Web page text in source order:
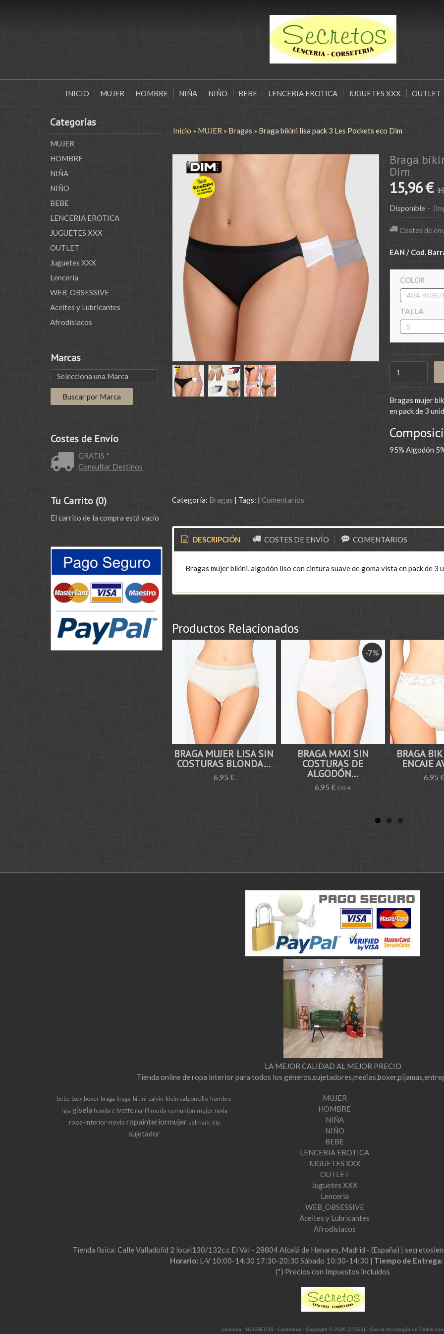
INICIO MUJER HOMBRE NIÑA NIÑO BEBE LENCERIA EROTICA JUGUETES XXX OUTLET
Categorías
MUJER
HOMBRE
NIÑA
NIÑO
BEBE
LENCERIA EROTICA
JUGUETES XXX
OUTLET
Juguetes XXX
Lenceria
WEB_OBSESSIVE
Aceites y Lubricantes
Afrodisiacos
Marcas
Costes de Envío
GRATIS *
Consultar Destinos
Tu Carrito (0)
El carrito de la compra está vacío
Inicio » MUJER » Bragas » Braga bikini lisa pack 3 Les Pockets eco Dim
Braga
Dim
15,96 €
Disponible -
Costes de
EAN / Cod.
COLOR
TALLA
Bragas mujer
en pack de 3
95% Algodón
Categoría: Bragas | Tags: | Comentarios
DESCRIPCIÓN COSTES DE ENVÍO COMENTARIOS
Bragas mujer bikini, algodón liso con cintura suave de goma vista en pack de 3
Productos Relacionados
BRAGA MUJER LISA SIN
COSTURAS BLONDA...
6,95 €
-7 %
BRAGA MAXI SIN
COSTURAS DE
ALGODÓN...
6,95 €7,50 €
BRAGA
ENCAJE
6,95
LA MEJOR CALIDAD AL MEJOR PRECIO
Tienda online de ropa interior para todos los
bebe body boxer braga braga-bikini calvin-klein calzoncillo-hombre
faja gisela hombre ivette marfil muda-comunion mujer novia
ropa-interior-novia ropainteriormujer selmark slip
sujetador
MUJER
HOMBRE
NIÑA
NIÑO
BEBE
LENCERIA EROTICA
JUGUETES XXX
OUTLET
Juguetes XXX
Lenceria
WEB_OBSESSIVE
Aceites y Lubricantes
Afrodisiacos
Tienda fisica: Calle Valladolid 2 local130/132c.c El Val - 28804 Alcalá de Henares, Madrid - (España) |
Horario: L-V 10:00-14:30 17:30-20:30 Sábado 10:30-14:30 | Tiempo de Entrega:
(*) Precios con Impuestos incluidos
Lenceria - SECRETOS - Corseteria - Copyright © 2026 [37322] - Con la tecnología de Palbin.com